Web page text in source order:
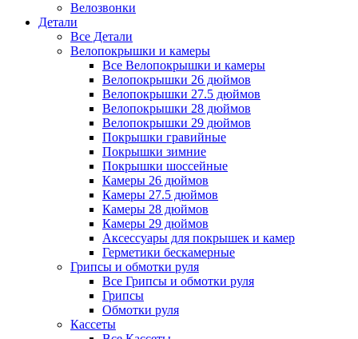
Велозвонки
Детали
Все Детали
Велопокрышки и камеры
Все Велопокрышки и камеры
Велопокрышки 26 дюймов
Велопокрышки 27.5 дюймов
Велопокрышки 28 дюймов
Велопокрышки 29 дюймов
Покрышки гравийные
Покрышки зимние
Покрышки шоссейные
Камеры 26 дюймов
Камеры 27.5 дюймов
Камеры 28 дюймов
Камеры 29 дюймов
Аксессуары для покрышек и камер
Герметики бескамерные
Грипсы и обмотки руля
Все Грипсы и обмотки руля
Грипсы
Обмотки руля
Кассеты